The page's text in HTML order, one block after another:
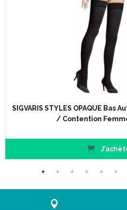
SIGVARIS STYLES OPAQUE Bas
/ Contention